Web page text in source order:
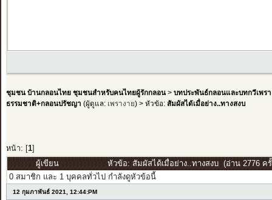
ชุมชน บ้านกลอนไทย ชุมชนสำหรับคนไทยผู้รักกลอน> บทประพันธ์กลอนและบทกวีเพรา
ธรรมชาติ+กลอนปรัชญา (ผู้ดูแล: เพรางาย) > หัวข้อ: สัมผัสได้เมื่อย่าง..ทางสงบ
หน้า: [ 1]
ผู้เขียน
หัวข้อ: สัมผัสได้เมื่อย่าง..ทางสงบ (อ่าน 2776 ครั้
0 สมาชิก และ 1 บุคคลทั่วไป กำลังดูหัวข้อนี้
12 กุมภาพันธ์ 2021, 12:44:PM